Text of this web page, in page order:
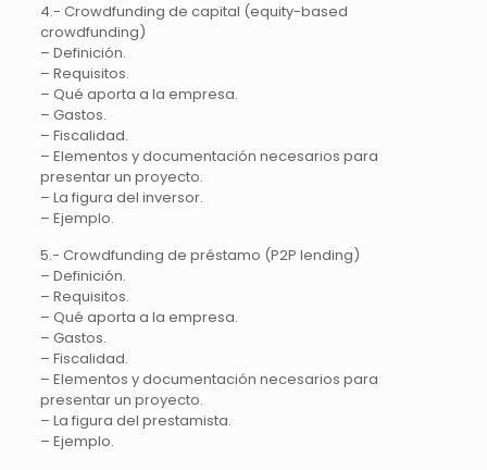
4.- Crowdfunding de capital (equity-based
crowdfunding)
– Definición.
– Requisitos.
– Qué aporta a la empresa.
– Gastos.
– Fiscalidad.
– Elementos y documentación necesarios para
presentar un proyecto.
– La figura del inversor.
– Ejemplo.
5.- Crowdfunding de préstamo (P2P lending)
– Definición.
– Requisitos.
– Qué aporta a la empresa.
– Gastos.
– Fiscalidad.
– Elementos y documentación necesarios para
presentar un proyecto.
– La figura del prestamista.
– Ejemplo.